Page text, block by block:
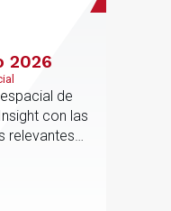
2026
de
con las
relevantes